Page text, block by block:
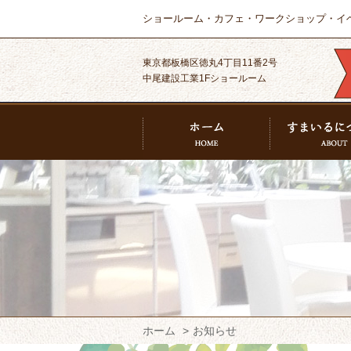
ショールーム・カフェ・ワークショップ・イ
東京都板橋区徳丸4丁目11番2号
中尾建設工業1Fショールーム
ホーム お知らせ